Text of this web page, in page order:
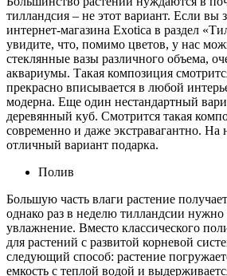
тилландсия – не этот вариант. Если вы
интернет-магазина Exotica в раздел
увидите, что, помимо цветов, у нас
стеклянные вазы различного объема,
аквариумы. Такая композиция
прекрасно вписывается в любой
модерна. Еще один нестандартный
деревянный куб. Смотрится такая
современно и даже экстравагантно. На
отличный вариант подарка.
Полив
Большую часть влаги растение
однако раз в неделю тилландсии нужно
увлажнение. Вместо классического
для растений с развитой корневой
следующий способ: растение
емкость с теплой водой и